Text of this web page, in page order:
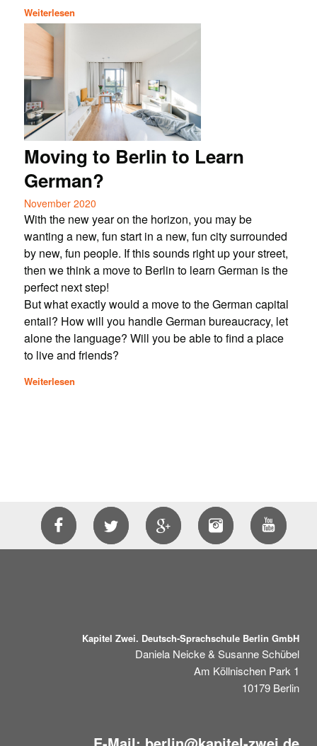
Weiterlesen
Moving to Berlin to Learn
German?
November 2020
With the new year on the horizon, you may be
wanting a new, fun start in a new, fun city surrounded
by new, fun people. If this sounds right up your street,
then we think a move to Berlin to learn German is the
perfect next step!
But what exactly would a move to the German capital
entail? How will you handle German bureaucracy, let
alone the language? Will you be able to find a place
to live and friends?
Weiterlesen
Kapitel Zwei. Deutsch-Sprachschule Berlin GmbH
Daniela Neicke & Susanne Schübel
Am Köllnischen Park 1
10179 Berlin